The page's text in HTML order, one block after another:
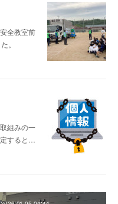
全教室前
。
組みの一
すると…